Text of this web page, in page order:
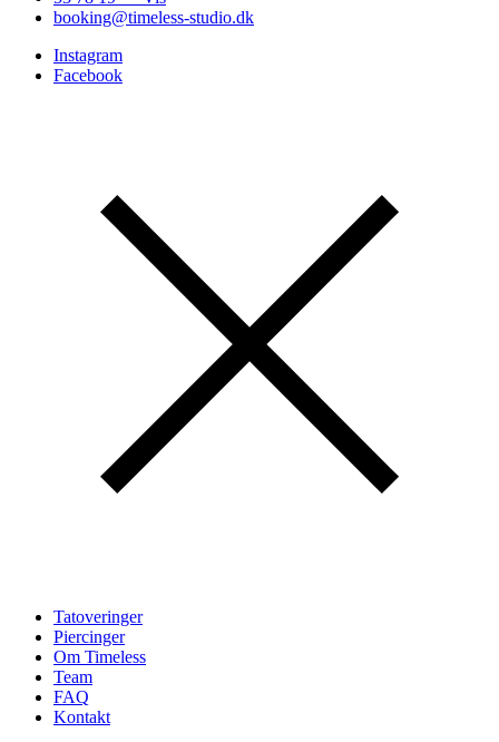
booking@timeless-studio.dk
Instagram
Facebook
Tatoveringer
Piercinger
Om Timeless
Team
FAQ
Kontakt